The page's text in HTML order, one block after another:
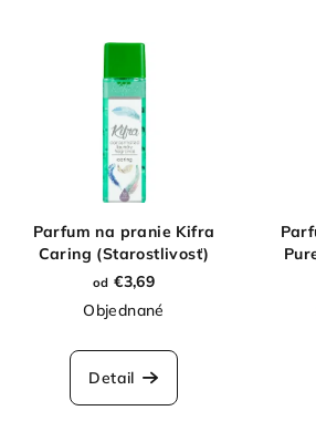
Parfum na pranie Kifra
Caring (Starostlivosť)
od €3,69
Objednané
Detail